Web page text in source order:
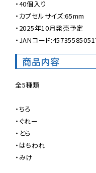
・40個入り
・カプセルサイズ:65mm
・2025年10月発売予定
・JANコード
商品内容
全5種類
・ちろ
・ぐれー
・とら
・はちわれ
・みけ